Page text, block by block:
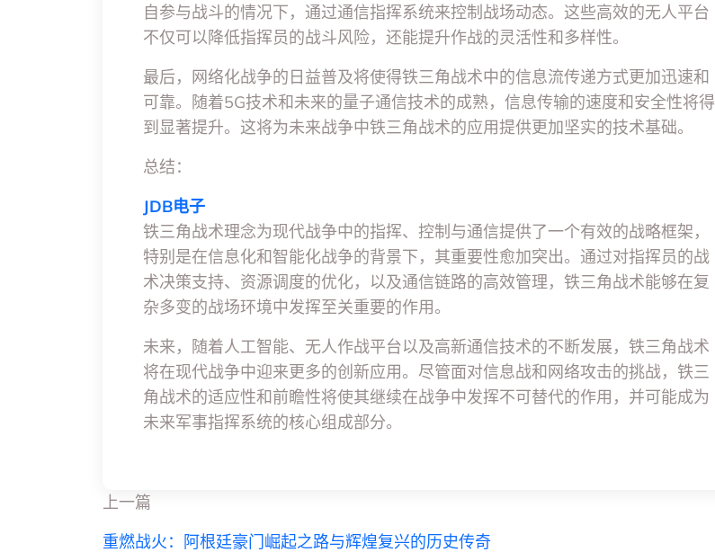
自参与战斗的情况下，通过通信指挥系统来控制战场动态。这些高效的无人平台
不仅可以降低指挥员的战斗风险，还能提升作战的灵活性和多样性。
最后，网络化战争的日益普及将使得铁三角战术中的信息流传递方式更加迅速和
可靠。随着5G技术和未来的量子通信技术的成熟，信息传输的速度和安全性将得
到显著提升。这将为未来战争中铁三角战术的应用提供更加坚实的技术基础。
总结：
JDB电子
铁三角战术理念为现代战争中的指挥、控制与通信提供了一个有效的战略框架，
特别是在信息化和智能化战争的背景下，其重要性愈加突出。通过对指挥员的战
术决策支持、资源调度的优化，以及通信链路的高效管理，铁三角战术能够在复
杂多变的战场环境中发挥至关重要的作用。
未来，随着人工智能、无人作战平台以及高新通信技术的不断发展，铁三角战术
将在现代战争中迎来更多的创新应用。尽管面对信息战和网络攻击的挑战，铁三
角战术的适应性和前瞻性将使其继续在战争中发挥不可替代的作用，并可能成为
未来军事指挥系统的核心组成部分。
上一篇
重燃战火：阿根廷豪门崛起之路与辉煌复兴的历史传奇